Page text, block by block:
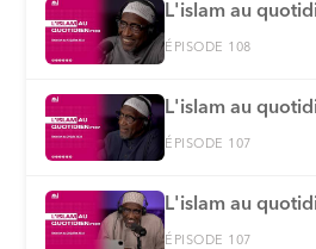
L'islam au
ÉPISODE 108
L'islam au
ÉPISODE 107
L'islam au
ÉPISODE 107